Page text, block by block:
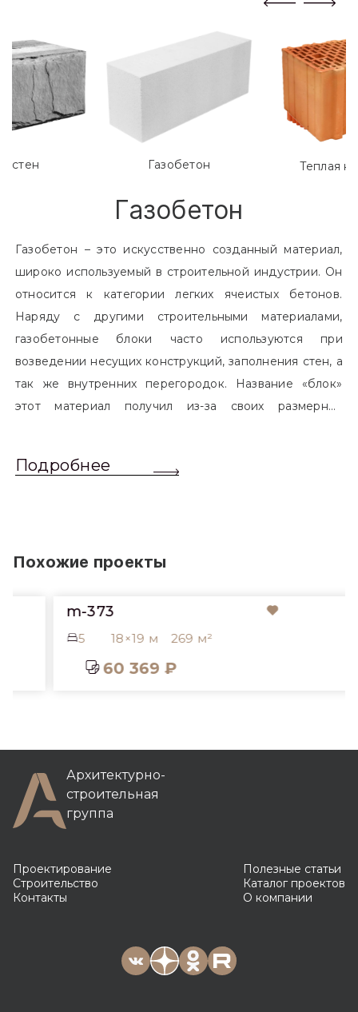
Газобетон Теплая
Газобетон
Газобетон – это искусственно созданный материал,
широко используемый в строительной индустрии. Он
относится к категории легких ячеистых бетонов.
Наряду с другими строительными материалами,
газобетонные блоки часто используются при
возведении несущих конструкций, заполнения стен, а
так же внутренних перегородок. Название «блок»
этот материал получил из-за своих размерных
обычный одинарный кирпич. Размер блоков различен
Подробнее
Похожие проекты
m-373
18×19 м 269 м²
60 369 ₽
Архитектурно-
строительная
группа
Проектирование
Строительство
Контакты
Полезные статьи
Каталог проектов
О компании